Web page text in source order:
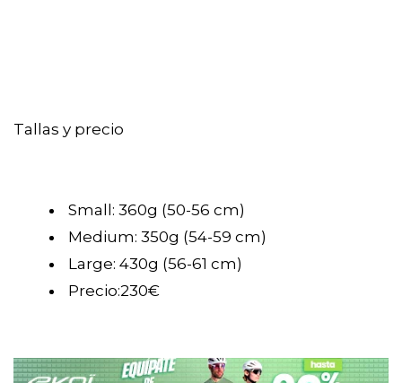
Tallas y precio
Small: 360g (50-56 cm)
Medium: 350g (54-59 cm)
Large: 430g (56-61 cm)
Precio:230€